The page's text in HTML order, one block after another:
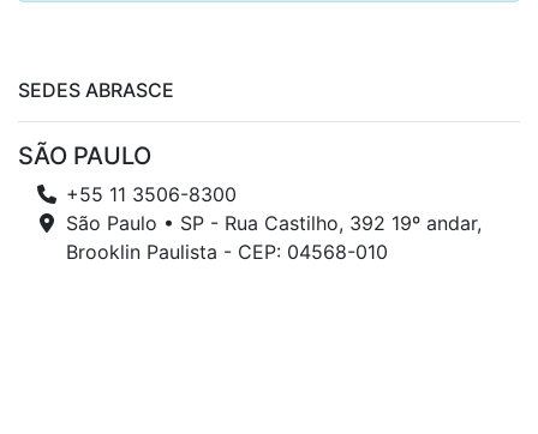
SEDES ABRASCE
SÃO PAULO
+55 11 3506-8300
São Paulo • SP - Rua Castilho, 392 19º andar,
Brooklin Paulista - CEP: 04568-010